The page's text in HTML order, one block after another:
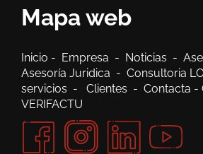
Mapa web
Inicio - Empresa - Noticias -
Asesoría Juridica - Consultoria
servicios - Clientes - Contacta -
VERIFACTU